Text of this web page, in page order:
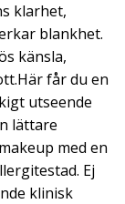
klarhet,
blankhet.
känsla,
får du en
utseende
lättare
med en
Ej
klinisk